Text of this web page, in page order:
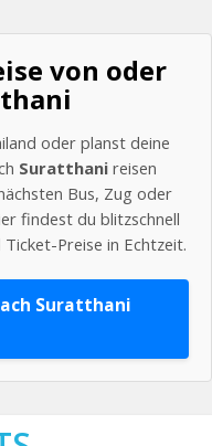
von oder
oder planst deine
Suratthanireisen
Bus, Zug oder
findest du blitzschnell
Preise in Echtzeit.
Suratthani